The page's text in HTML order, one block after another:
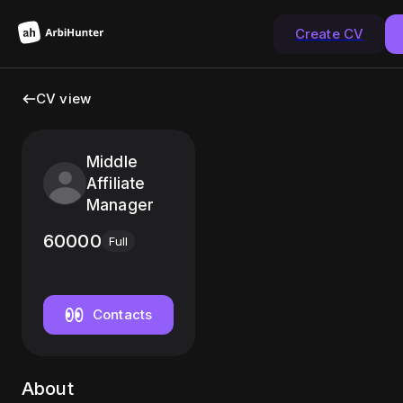
Create CV
CV view
Middle
Affiliate
Manager
60000 Full
Contacts
About